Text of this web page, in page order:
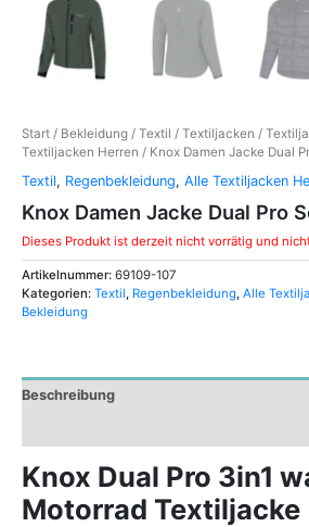
Start / Bekleidung / Textil / Textiljacken /
Textiljacken Herren / Knox Damen Jacke Dual
Textil, Regenbekleidung, Alle Textiljacken
Knox Damen Jacke Dual Pro
Dieses Produkt ist derzeit nicht vorrätig und
Artikelnummer: 69109-107
Kategorien: Textil, Regenbekleidung, Alle
Bekleidung
Beschreibung
Knox Dual Pro 3in1
Motorrad Textiljacke